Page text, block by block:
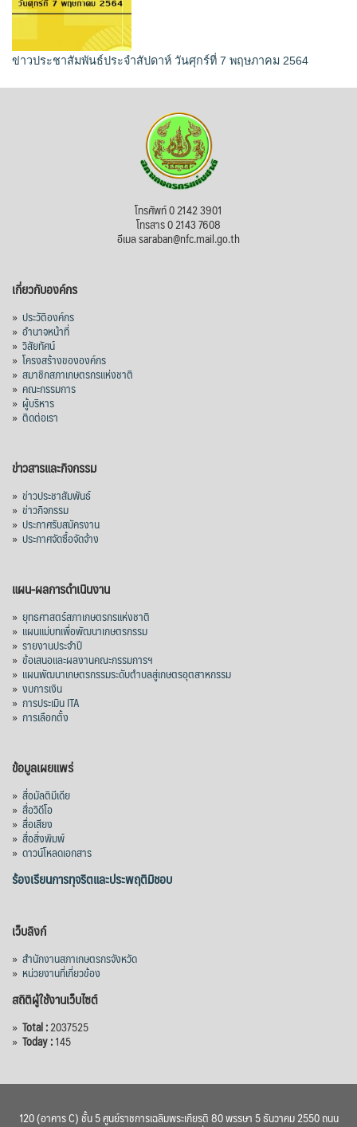
ข่าวประชาสัมพันธ์ประจำสัปดาห์ วันศุกร์ที่ 7 พฤษภาคม 2564
โทรศัพท์ 0 2142 3901
โทรสาร 0 2143 7608
อีเมล saraban@nfc.mail.go.th
เกี่ยวกับองค์กร
» ประวัติองค์กร
» อำนาจหน้าที่
» วิสัยทัศน์
» โครงสร้างขององค์กร
» สมาชิกสภาเกษตรกรแห่งชาติ
» คณะกรรมการ
» ผู้บริหาร
» ติดต่อเรา
ข่าวสารและกิจกรรม
» ข่าวประชาสัมพันธ์
» ข่าวกิจกรรม
» ประกาศรับสมัครงาน
» ประกาศจัดซื้อจัดจ้าง
แผน-ผลการดำเนินงาน
» ยุทธศาสตร์สภาเกษตรกรแห่งชาติ
» แผนแม่บทเพื่อพัฒนาเกษตรกรรม
» รายงานประจำปี
» ข้อเสนอและผลงานคณะกรรมการฯ
» แผนพัฒนาเกษตรกรรมระดับตำบลสู่เกษตรอุตสาหกรรม
» งบการเงิน
» การประเมิน ITA
» การเลือกตั้ง
ข้อมูลเผยแพร่
» สื่อมัลติมีเดีย
» สื่อวิดีโอ
» สื่อเสียง
» สื่อสิ่งพิมพ์
» ดาวน์โหลดเอกสาร
ร้องเรียนการทุจริตและประพฤติมิชอบ
เว็บลิงก์
» สำนักงานสภาเกษตรกรจังหวัด
» หน่วยงานที่เกี่ยวข้อง
สถิติผู้ใช้งานเว็บไซต์
» Total :2037525
» Today :145
120 (อาคาร C) ชั้น 5 ศูนย์ราชการเฉลิมพระเกียรติ 80 พรรษา 5 ธันวาคม 2550 ถนน